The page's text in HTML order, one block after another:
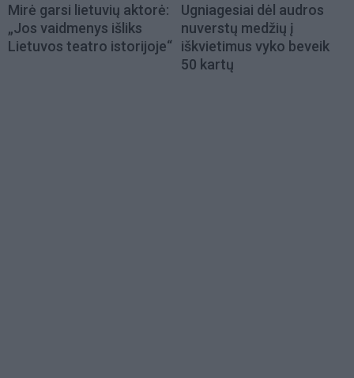
Mirė garsi lietuvių aktorė:
„Jos vaidmenys išliks
Lietuvos teatro istorijoje“
Ugniagesiai dėl audros
nuverstų medžių į
iškvietimus vyko beveik
50 kartų